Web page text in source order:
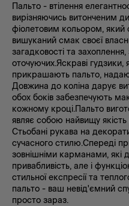
Пальто - втілення
вирізняючись витонченим
фіолетовим кольором, який
вишуканий смак своєї
загадковості та
оточуючих.Яскраві гудзики,
прикрашають пальто,
Довжина до коліна дарує
обох боків забезпечують
кожному кроці.Пальто
являє собою найвищу якість
Стьобані рукава на
сучасного стилю.Спереді
зовнішніми карманами, які
привабливість, але і
стильної експресії та
пальто - ваш невід'ємний
просто зараз.